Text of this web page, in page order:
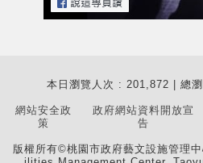
本日瀏覽人次 : 201,872 | 總
網站安全政
策
政府網站資料開放宣
告
版權所有©桃園市政府藝文設施管理